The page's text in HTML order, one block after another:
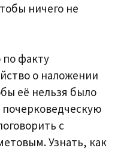
ничего не
факту
о наложении
её нельзя было
с
Узнать, как